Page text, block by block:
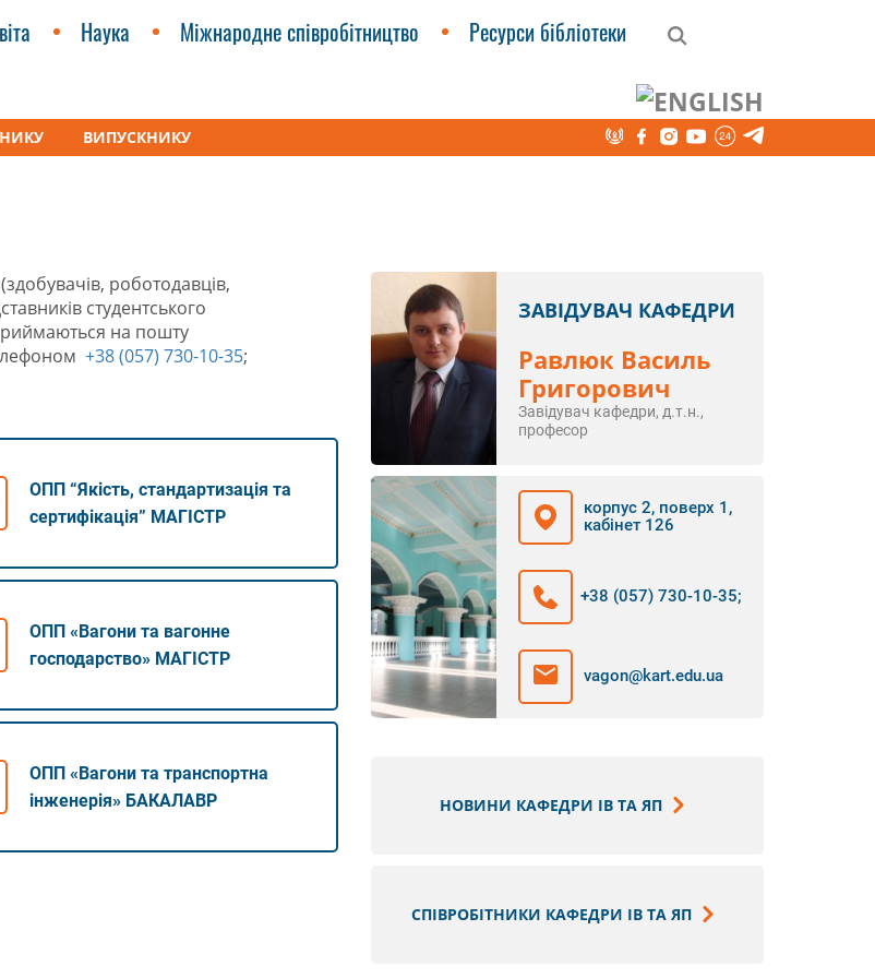
Наука Міжнародне співробітництво Ресурси бібліотеки
ВИПУСКНИКУ
(ІВ) Освітні програми
ЗАВІДУВАЧ КАФЕДРИ
Равлюк Василь
Григорович
Завідувач кафедри, д.т.н.,
професор
корпус 2, поверх 1,
кабінет 126
+38 (057) 730-10-35;
vagon@kart.edu.ua
НОВИНИ КАФЕДРИ ІВ ТА ЯП
СПІВРОБІТНИКИ КАФЕДРИ ІВ ТА ЯП
роботодавців,
студентського
на пошту
+38 (057) 730-10-35;
ОПП “Якість, стандартизація та
сертифікація” МАГІСТР
ОПП «Вагони та вагонне
господарство» МАГІСТР
ОПП «Вагони та транспортна
інженерія» БАКАЛАВР